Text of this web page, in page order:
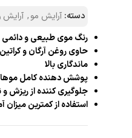
دسته: آرایش مو, آرایش
رنگ موی طبیعی و دائمی
حاوی روغن آرگان و
ماندگاری بالا
پوشش دهنده کامل
جلوگیری کننده از ریزش
استفاده از کمترین میزان